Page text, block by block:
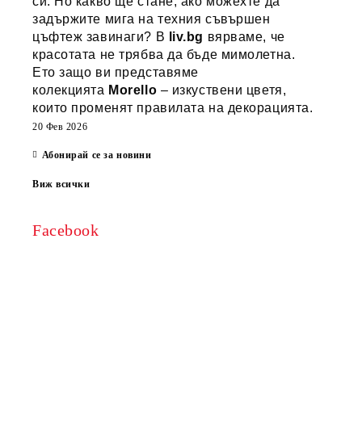
задържите мига на техния съвършен
цъфтеж завинаги? В
liv.bg вярваме, че
красотата не трябва да бъде мимолетна.
Ето защо ви представяме
колекцията Morello – изкуствени цветя,
които променят правилата на декорацията.
20 Фев 2026
Абонирай се за новини
Виж всички
Facebook